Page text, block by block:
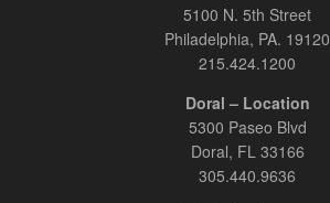
5100 N. 5th Street
Philadelphia, PA. 19120
215.424.1200
Doral – Location
5300 Paseo Blvd
Doral, FL 33166
305.440.9636